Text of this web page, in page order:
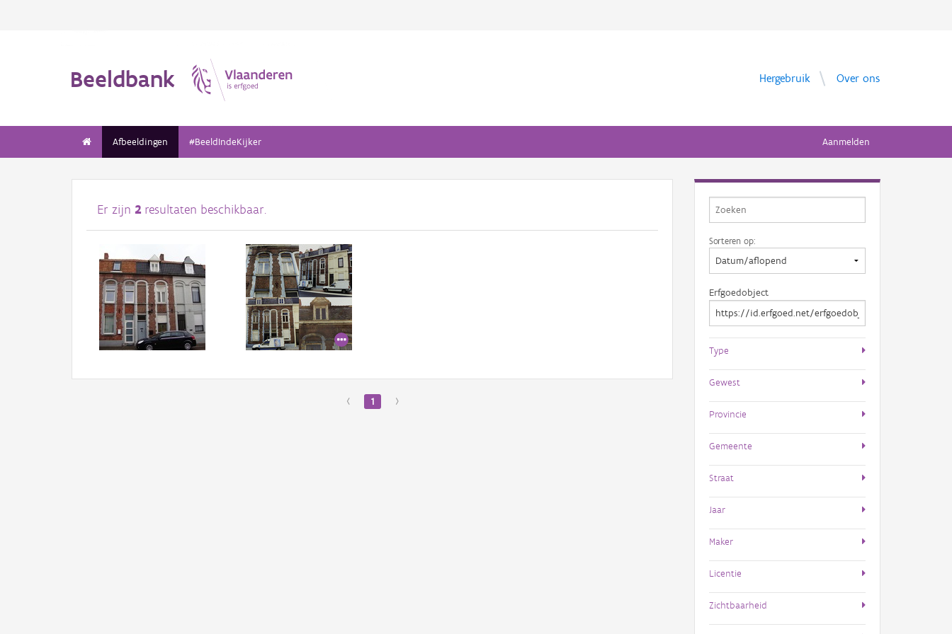
Beeldbank Hergebruik Over ons
Afbeeldingen #BeeldIndeKijker Aanmelden
Er zijn 2 resultaten beschikbaar.
‹ 1 ›
Sorteren op:
Erfgoedobject
Type
Gewest
Provincie
Gemeente
Straat
Jaar
Maker
Licentie
Zichtbaarheid